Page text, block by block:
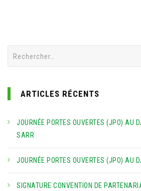
ARTICLES RÉCENTS
JOURNÉE PORTES OUVERTES (JPO) AU
SARR
JOURNÉE PORTES OUVERTES (JPO) AU
SIGNATURE CONVENTION DE